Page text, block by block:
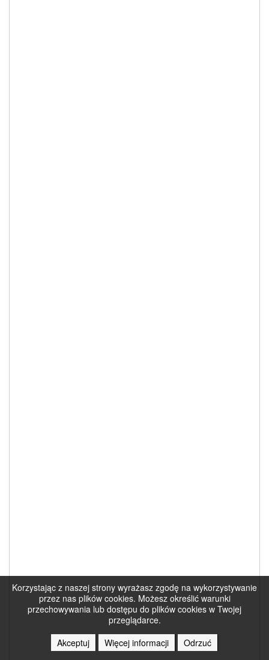
Korzystając z naszej strony wyrażasz zgodę na wykorzystywanie
przez nas plików cookies. Możesz określić warunki
przechowywania lub dostępu do plików cookies w Twojej
przeglądarce.
Akceptuj
Więcej informacji Odrzuć